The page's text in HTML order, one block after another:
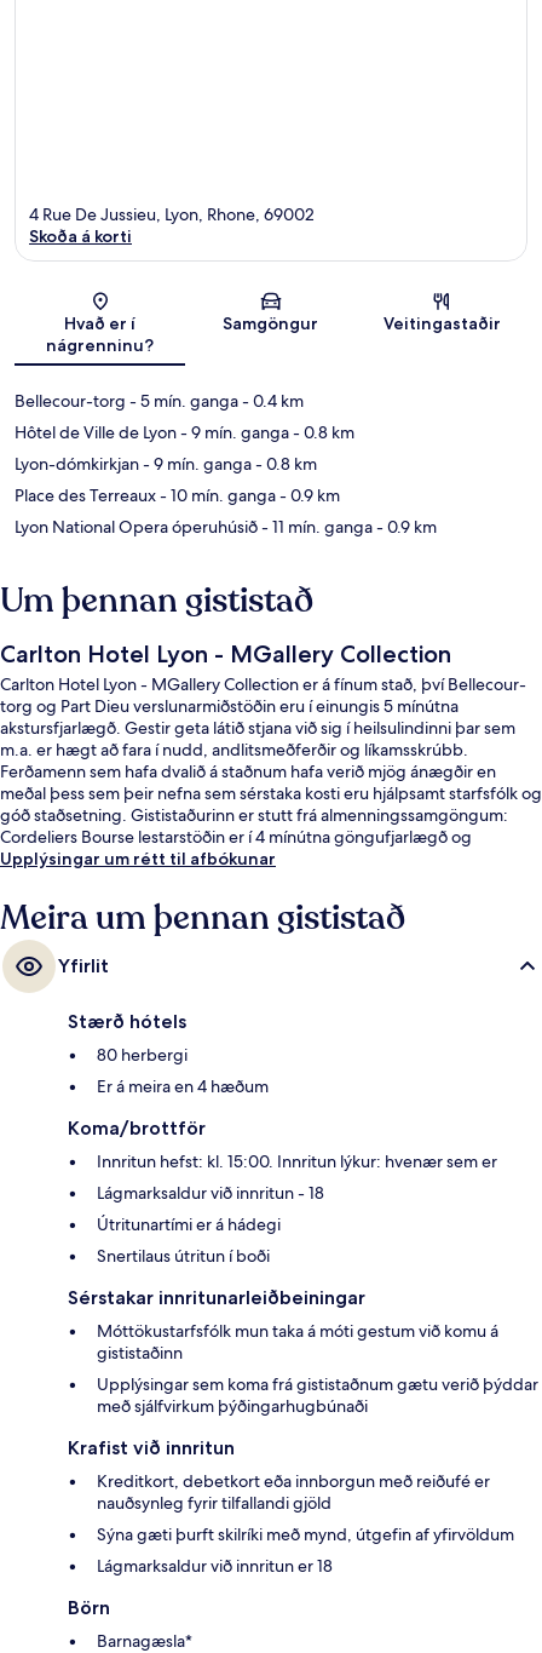
Kort
4 Rue De Jussieu, Lyon, Rhone, 69002
Skoða á korti
Hvað er í
nágrenninu?
Samgöngur Veitingastaðir
Bellecour-torg - 5 mín. ganga- 0.4 km
Hôtel de Ville de Lyon- 9 mín. ganga- 0.8 km
Lyon-dómkirkjan- 9 mín. ganga- 0.8 km
Place des Terreaux- 10 mín. ganga- 0.9 km
Lyon National Opera óperuhúsið- 11 mín. ganga- 0.9 km
Um þennan gististað
Carlton Hotel Lyon - MGallery Collection
Carlton Hotel Lyon - MGallery Collection er á fínum stað, því Bellecour-
torg og Part Dieu verslunarmiðstöðin eru í einungis 5 mínútna
akstursfjarlægð. Gestir geta látið stjana við sig í heilsulindinni þar sem
m.a. er hægt að fara í nudd, andlitsmeðferðir og líkamsskrúbb.
Ferðamenn sem hafa dvalið á staðnum hafa verið mjög ánægðir en
meðal þess sem þeir nefna sem sérstaka kosti eru hjálpsamt starfsfólk og
góð staðsetning. Gististaðurinn er stutt frá almenningssamgöngum:
Cordeliers Bourse lestarstöðin er í 4 mínútna göngufjarlægð og
Bellecour lestarstöðin í 6 mínútna.
Upplýsingar um rétt til afbókunar
Meira um þennan gististað
Yfirlit
Stærð hótels
80 herbergi
Er á meira en 4 hæðum
Koma/brottför
Innritun hefst: kl. 15:00. Innritun lýkur: hvenær sem er
Lágmarksaldur við innritun - 18
Útritunartími er á hádegi
Snertilaus útritun í boði
Sérstakar innritunarleiðbeiningar
Móttökustarfsfólk mun taka á móti gestum við komu á
gististaðinn
Upplýsingar sem koma frá gististaðnum gætu verið þýddar
með sjálfvirkum þýðingarhugbúnaði
Krafist við innritun
Kreditkort, debetkort eða innborgun með reiðufé er
nauðsynleg fyrir tilfallandi gjöld
Sýna gæti þurft skilríki með mynd, útgefin af yfirvöldum
Lágmarksaldur við innritun er 18
Börn
Barnagæsla*